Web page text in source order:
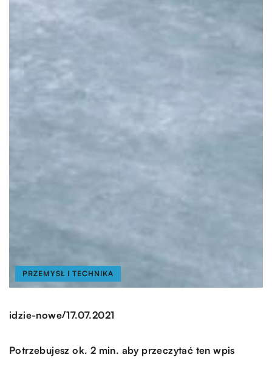
PRZEMYSŁ I TECHNIKA
idzie-nowe/17.07.2021
Potrzebujesz ok. 2 min. aby przeczytać ten wpis